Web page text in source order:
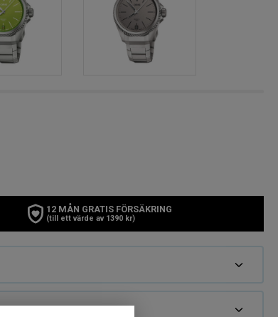
12 MÅN GRATIS FÖRSÄKRING
(till ett värde av 1390 kr)